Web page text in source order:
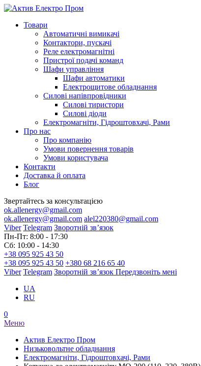
Товари
Автоматичні вимикачі
Контактори, пускачі
Реле електромагнітні
Пристрої подачі команд
Шафи управління
Шафи автоматики
Електрощитове обладнання
Силові напівпровідники
Силові тиристори
Силові діоди
Електромагніти, Гідроштовхачі, Рами
Про нас
Про компанію
Умови повернення товарів
Умови користувача
Контакти
Доставка й оплата
Блог
Звертайтесь за консультацією
ok.allenergy@gmail.com
ok.allenergy@gmail.com alel220380@gmail.com
Viber Telegram Зворотній зв’язок
Пн-Пт: 8:00 - 17:30
Сб: 10:00 - 14:30
+38 095 925 43 50
+38 095 925 43 50 +380 68 216 65 40
Viber Telegram Зворотній зв’язок Передзвоніть мені
UA
RU
0
Меню
Актив Електро Пром
Низьковольтне обладнання
Електромагніти, Гідроштовхачі, Рами